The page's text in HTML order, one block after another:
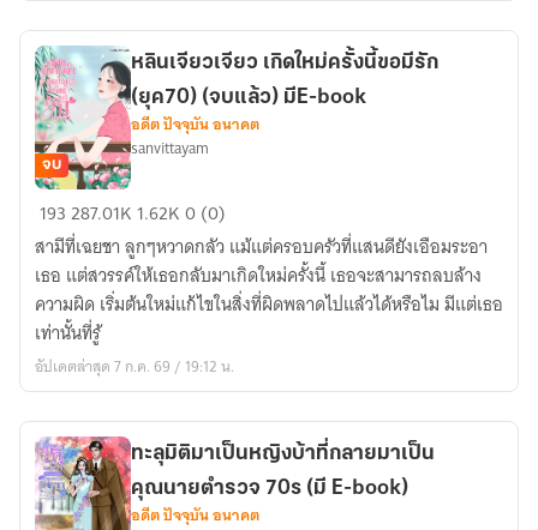
1979
(มี
E-
book
)
จบ
แล้ว
หลิน
เจียว
เจียว
เกิด
ใหม่
ครั้ง
นี้
มี
รัก
(ยุค70)
(จบ
จบ
หลินเจียวเจียว เกิดใหม่ครั้งนี้ขอมีรัก
(ยุค70) (จบแล้ว) มีE-book
อดีต ปัจจุบัน อนาคต
sanvittayam
193287.01K 1.62K0 (0)
สามีที่เฉยชา ลูกๆหวาดกลัว แม้แต่ครอบครัวที่แสนดียังเอือมระอา
เธอ แต่สวรรค์ให้เธอกลับมาเกิดใหม่ครั้งนี้ เธอจะสามารถลบล้าง
ความผิด เริ่มต้นใหม่แก้ไขในสิ่งที่ผิดพลาดไปแล้วได้หรือไม มีแต่เธอ
เท่านั้นที่รู้
อัปเดตล่าสุด 7 ก.ค. 69 / 19:12 น.
ทะลุมิติมาเป็นหญิงบ้าที่กลายมาเป็น
คุณนายตำรวจ 70s (มี E-book)
อดีต ปัจจุบัน อนาคต